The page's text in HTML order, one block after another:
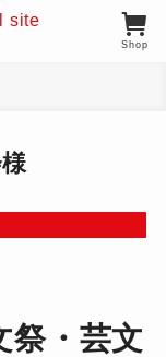
Shop
祭・芸文